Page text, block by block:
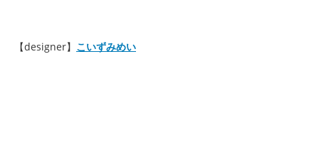
【designer】 こいずみめい